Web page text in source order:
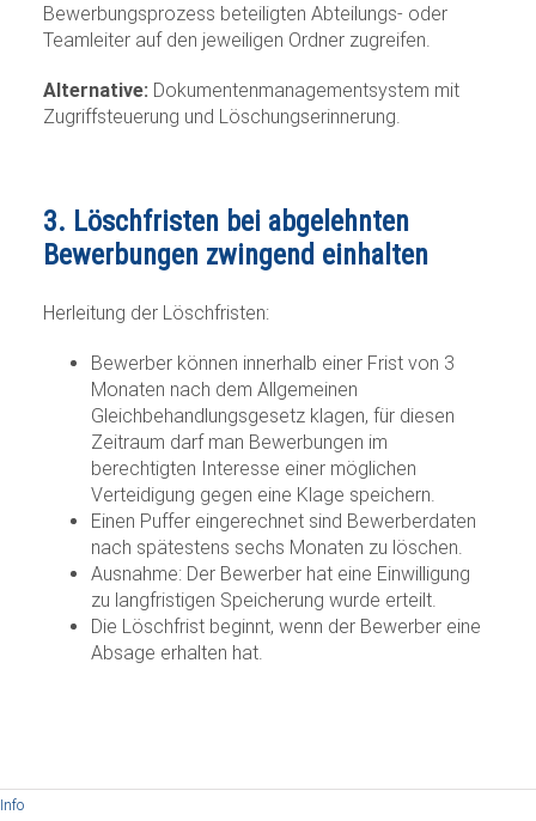
Bewerbungsprozess beteiligten Abteilungs- oder
Teamleiter auf den jeweiligen Ordner zugreifen.
Alternative: Dokumentenmanagementsystem mit
Zugriffsteuerung und Löschungserinnerung.
3. Löschfristen bei abgelehnten
Bewerbungen zwingend einhalten
Herleitung der Löschfristen:
Bewerber können innerhalb einer Frist von 3
Monaten nach dem Allgemeinen
Gleichbehandlungsgesetz klagen, für diesen
Zeitraum darf man Bewerbungen im
berechtigten Interesse einer möglichen
Verteidigung gegen eine Klage speichern.
Einen Puffer eingerechnet sind Bewerberdaten
nach spätestens sechs Monaten zu löschen.
Ausnahme: Der Bewerber hat eine Einwilligung
zu langfristigen Speicherung wurde erteilt.
Die Löschfrist beginnt, wenn der Bewerber eine
Absage erhalten hat.
Info